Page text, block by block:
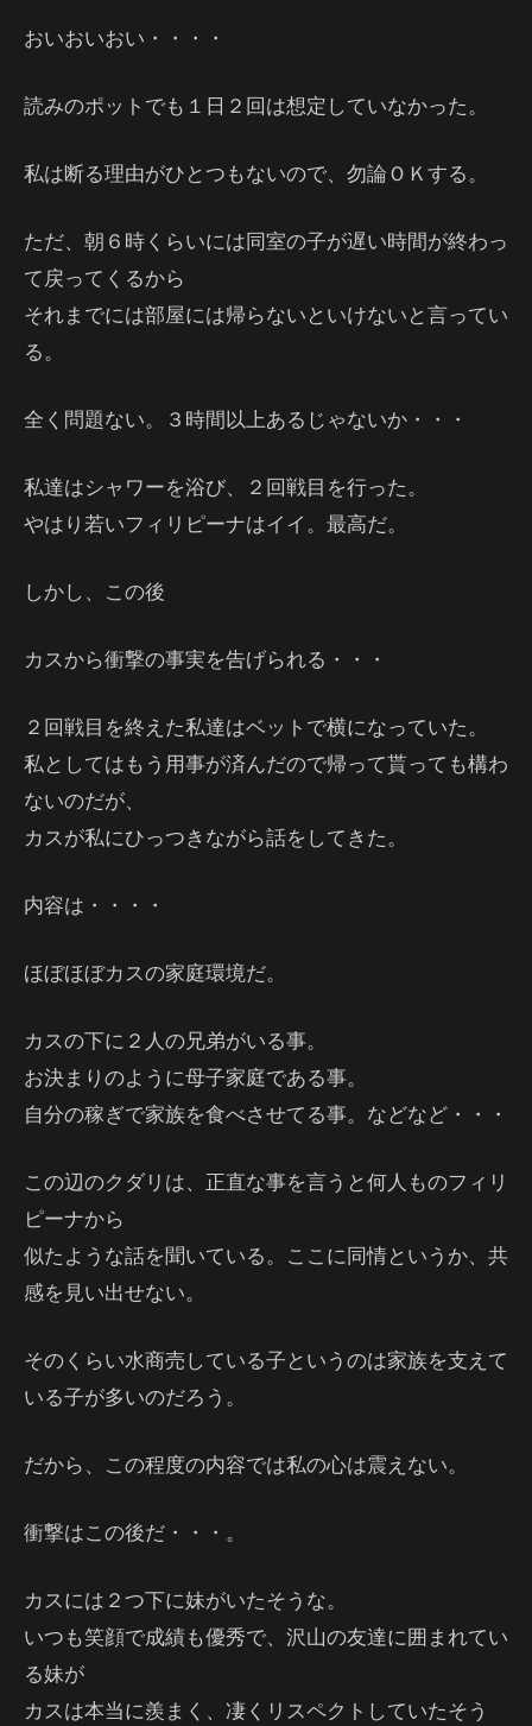
おいおいおい・・・・
読みのポットでも１日２回は想定していなかった。
私は断る理由がひとつもないので、勿論ＯＫする。
ただ、朝６時くらいには同室の子が遅い時間が終わっ
て戻ってくるから
それまでには部屋には帰らないといけないと言ってい
る。
全く問題ない。３時間以上あるじゃないか・・・
私達はシャワーを浴び、２回戦目を行った。
やはり若いフィリピーナはイイ。最高だ。
しかし、この後
カスから衝撃の事実を告げられる・・・
２回戦目を終えた私達はベットで横になっていた。
私としてはもう用事が済んだので帰って貰っても構わ
ないのだが、
カスが私にひっつきながら話をしてきた。
内容は・・・・
ほぼほぼカスの家庭環境だ。
カスの下に２人の兄弟がいる事。
お決まりのように母子家庭である事。
自分の稼ぎで家族を食べさせてる事。などなど・・・
この辺のクダリは、正直な事を言うと何人ものフィリ
ピーナから
似たような話を聞いている。ここに同情というか、共
感を見い出せない。
そのくらい水商売している子というのは家族を支えて
いる子が多いのだろう。
だから、この程度の内容では私の心は震えない。
衝撃はこの後だ・・・。
カスには２つ下に妹がいたそうな。
いつも笑顔で成績も優秀で、沢山の友達に囲まれてい
る妹が
カスは本当に羨まく、凄くリスペクトしていたそう